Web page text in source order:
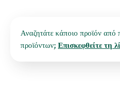
Αναζητάτε κάποιο προϊόν από
προϊόντων; Επισκεφθείτε τη